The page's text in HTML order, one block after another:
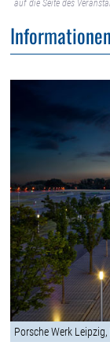
auf die Seite des
Porsche Werk